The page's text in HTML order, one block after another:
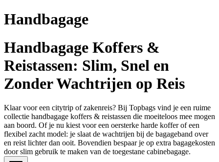
Handbagage
Handbagage Koffers &
Reistassen: Slim, Snel en
Zonder Wachtrijen op Reis
Klaar voor een citytrip of zakenreis? Bij Topbags vind je een ruime
collectie handbagage koffers & reistassen die moeiteloos mee mogen
aan boord. Of je nu kiest voor een oersterke harde koffer of een
flexibel zacht model: je slaat de wachtrijen bij de bagageband over
en reist lichter dan ooit. Bovendien bespaar je op extra bagagekosten
door slim gebruik te maken van de toegestane cabinebagage.